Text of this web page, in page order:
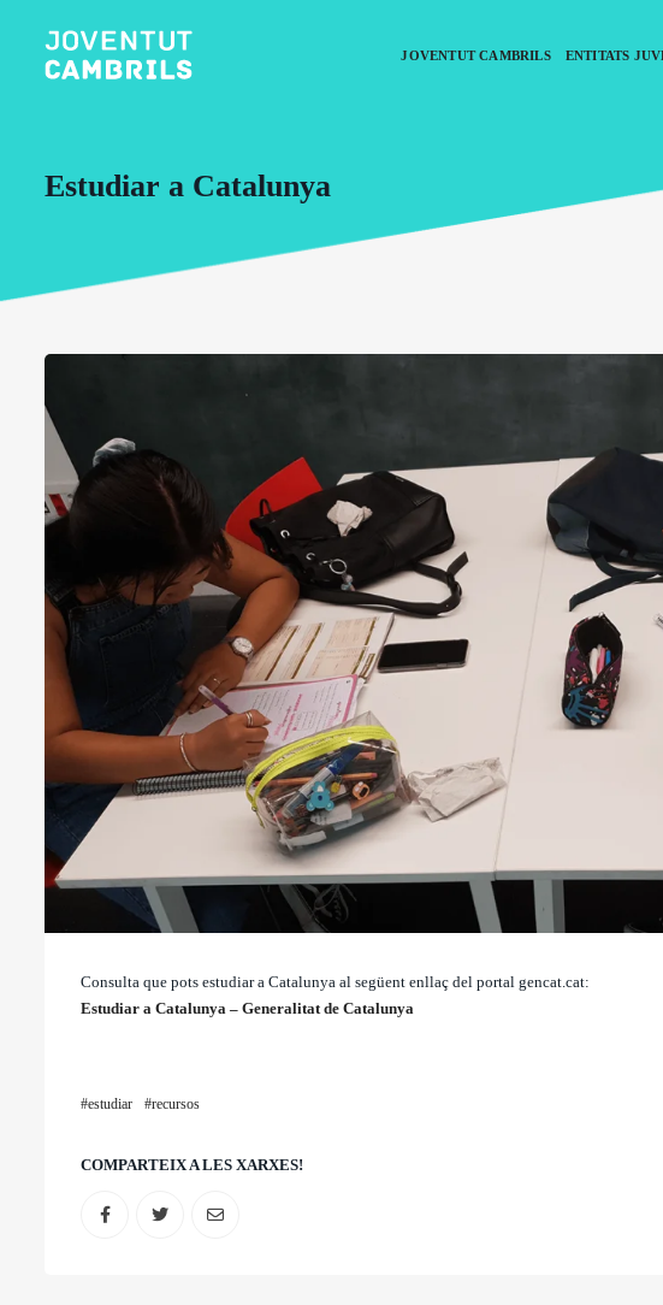
JOVENTUT CAMBRILS ENTITATS
Estudiar a Catalunya
Consulta que pots estudiar a Catalunya al següent enllaç del portal gencat.cat:
Estudiar a Catalunya – Generalitat de Catalunya
estudiar recursos
COMPARTEIX A LES XARXES!